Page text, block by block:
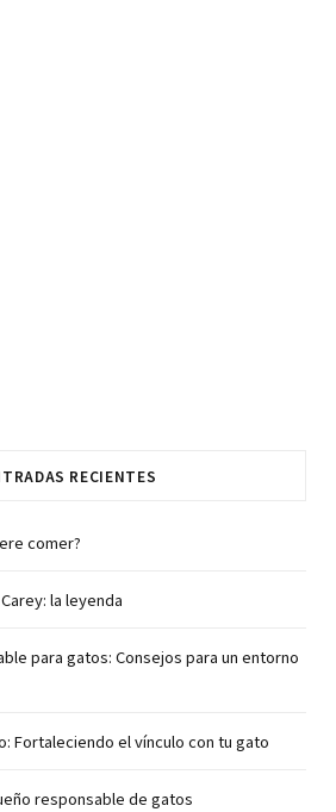
RECIENTES
comer?
la leyenda
para gatos: Consejos para un entorno
Fortaleciendo el vínculo con tu gato
responsable de gatos